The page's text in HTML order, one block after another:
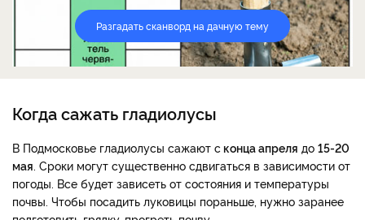
Разгадать сканворд на дачную тему
Когда сажать гладиолусы
В Подмосковье гладиолусы сажают с конца апреля до 15-20
мая . Сроки могут существенно сдвигаться в зависимости от
погоды. Все будет зависеть от состояния и температуры
почвы. Чтобы посадить луковицы пораньше, нужно заранее